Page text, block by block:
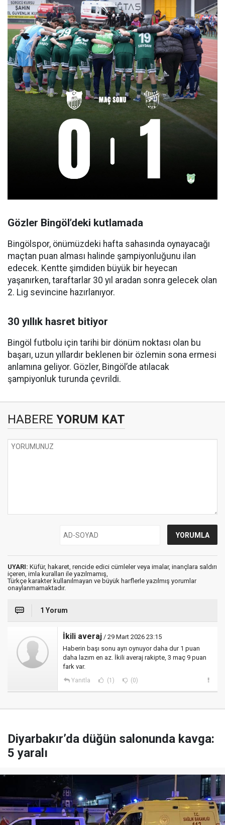
Gözler Bingöl’deki kutlamada
Bingölspor, önümüzdeki hafta sahasında oynayacağı
maçtan puan alması halinde şampiyonluğunu ilan
edecek. Kentte şimdiden büyük bir heyecan
yaşanırken, taraftarlar 30 yıl aradan sonra gelecek olan
2. Lig sevincine hazırlanıyor.
30 yıllık hasret bitiyor
Bingöl futbolu için tarihi bir dönüm noktası olan bu
başarı, uzun yıllardır beklenen bir özlemin sona ermesi
anlamına geliyor. Gözler, Bingöl’de atılacak
şampiyonluk turunda çevrildi.
HABERE YORUM KAT
UYARI: Küfür, hakaret, rencide edici cümleler veya imalar, inançlara saldırı
içeren, imla kuralları ile yazılmamış,
Türkçe karakter kullanılmayan ve büyük harflerle yazılmış yorumlar
onaylanmamaktadır.
1 Yorum
İkili averaj / 29 Mart 2026 23:15
Haberin başı sonu ayrı oynuyor daha dur 1 puan
daha lazım en az. İkili averaj rakipte, 3 maç 9 puan
fark var.
Yanıtla (1) (0)
Diyarbakır’da düğün salonunda kavga:
5 yaralı